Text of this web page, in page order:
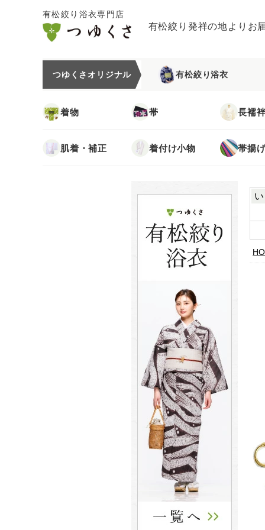
有松絞り浴衣専門店
有松絞り発祥の地よりお
つゆくさオリジナル 有松絞り浴衣
着物 帯 長襦
肌着・補正 着付け小物 帯揚